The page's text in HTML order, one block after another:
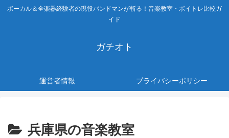
ボーカル＆全楽器経験者の現役バンドマンが斬る！音楽教室・ボイトレ比較ガ
イド
ガチオト
運営者情報 プライバシーポリシー
兵庫県の音楽教室